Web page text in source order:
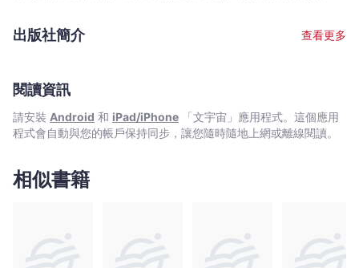
燕
-
文
宇
宙
Bookniverse
人》，《剪髮》）；2016年散文集《長椅的兩頭》獲得「香港金閱
港藝術發展局頒發的「藝術成就獎」（文學藝術）。著作超過五十
出版社簡介 查看更多
閱讀資訊
請安裝 Android 和 iPad/iPhone 「文宇宙」應用程式。這個應用
程式會自動與您的帳戶保持同步，讓您隨時隨地上網或離線閱讀。
相似書籍